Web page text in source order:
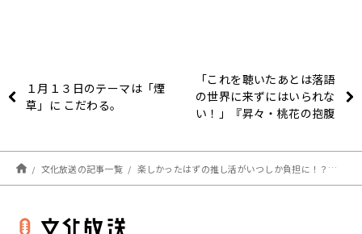
１月１３日のテーマは「煙
草」に こだわる。
「これを聴いたあとは落語
の世界に来ずにはいられな
い！」『昇々・桃花の抱腹
ます～』1/17（水）生放
送！
文化放送の記事一覧 楽しかったはずの推し活がいつしか負担に！？「推し疲れ」について考える